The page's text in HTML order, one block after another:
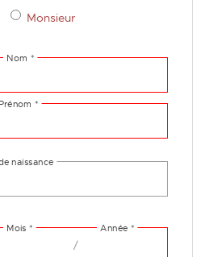
Monsieur
/